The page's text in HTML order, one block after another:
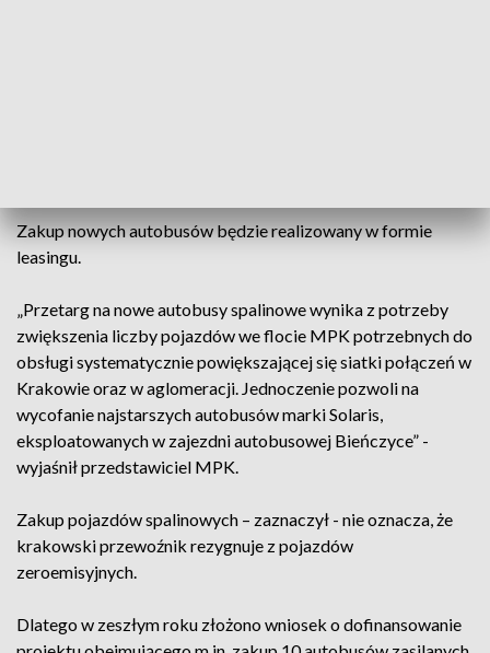
Zakup nowych autobusów będzie realizowany w formie
leasingu.
„Przetarg na nowe autobusy spalinowe wynika z potrzeby
zwiększenia liczby pojazdów we flocie MPK potrzebnych do
obsługi systematycznie powiększającej się siatki połączeń w
Krakowie oraz w aglomeracji. Jednoczenie pozwoli na
wycofanie najstarszych autobusów marki Solaris,
eksploatowanych w zajezdni autobusowej Bieńczyce” -
wyjaśnił przedstawiciel MPK.
Zakup pojazdów spalinowych – zaznaczył - nie oznacza, że
krakowski przewoźnik rezygnuje z pojazdów
zeroemisyjnych.
Dlatego w zeszłym roku złożono wniosek o dofinansowanie